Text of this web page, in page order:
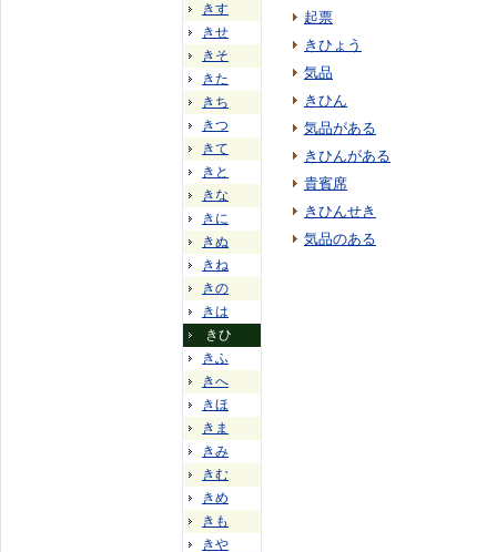
きす
きせ
きそ
きた
きち
きつ
きて
きと
きな
きに
きぬ
きね
きの
きは
きひ
きふ
きへ
きほ
きま
きみ
きむ
きめ
きも
きや
起票
きひょう
気品
きひん
気品がある
きひんがある
貴賓席
きひんせき
気品のある